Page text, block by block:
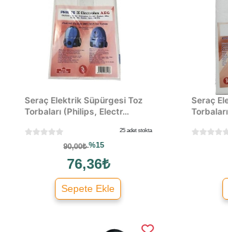
Seraç Elektrik Süpürgesi Toz
Torbaları (Philips, Electr...
25 adet stokta
90,00₺%15
76,36₺
Sepete Ekle
Seraç